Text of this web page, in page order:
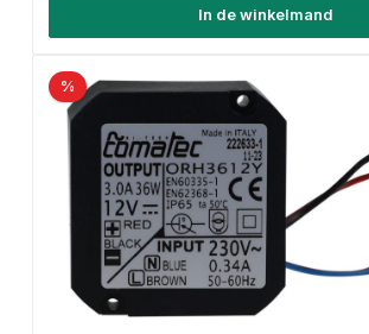
In de winkelmand
%